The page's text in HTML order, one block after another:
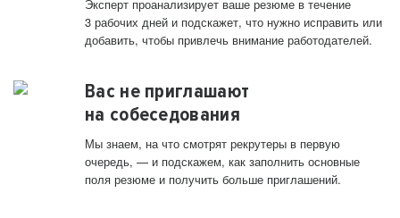
Эксперт проанализирует ваше резюме в течение
3 рабочих дней и подскажет, что нужно исправить или
добавить, чтобы привлечь внимание работодателей.
Вас не приглашают
на собеседования
Мы знаем, на что смотрят рекрутеры в первую
очередь, — и подскажем, как заполнить основные
поля резюме и получить больше приглашений.